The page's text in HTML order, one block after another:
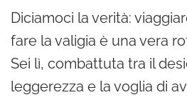
Diciamoci la verità:
fare la valigia è una vera
Sei lì, combattuta tra il
leggerezza e la voglia di